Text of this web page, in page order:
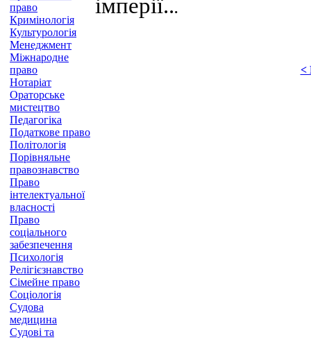
право
Кримінологія
Культурологія
Менеджмент
Міжнародне
право
Нотаріат
Ораторське
мистецтво
Педагогіка
Податкове право
Політологія
Порівняльне
правознавство
Право
інтелектуальної
власності
Право
соціального
забезпечення
Психологія
Релігієзнавство
Сімейне право
Соціологія
Судова
медицина
Судові та
імперії...
<